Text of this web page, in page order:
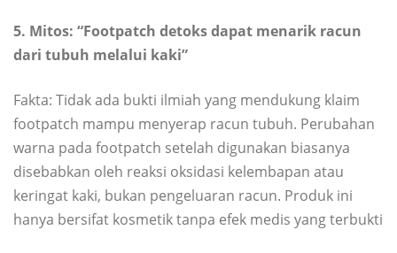
5. Mitos: “Footpatch detoks dapat menarik racun
dari tubuh melalui kaki”
Fakta: Tidak ada bukti ilmiah yang mendukung klaim
footpatch mampu menyerap racun tubuh. Perubahan
warna pada footpatch setelah digunakan biasanya
disebabkan oleh reaksi oksidasi kelembapan atau
keringat kaki, bukan pengeluaran racun. Produk ini
hanya bersifat kosmetik tanpa efek medis yang terbukti